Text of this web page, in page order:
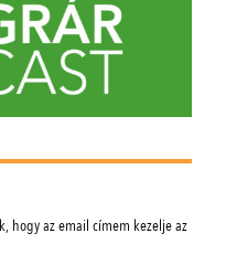
hogy az email címem kezelje az